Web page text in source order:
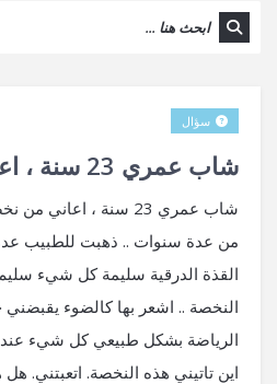
شاب عمري 23 سنة ، اعاني نخصة جهة ال
سؤال
شاب عمري 23 سنة ،
من عدة سنوات .. ذهبت للطبيب
القذة الدرقية سليمة كل شيء
النخصة .. اشعر بها كالضوء
الرياضة بشكل طبيعي كل شيء
اين تاتيني هذه النخصة. اتعبتني.